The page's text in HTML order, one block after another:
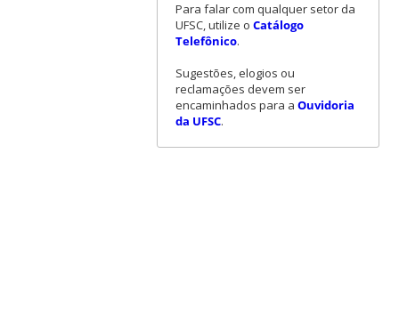
Para falar com qualquer setor da
UFSC, utilize o Catálogo
Telefônico.
Sugestões, elogios ou
reclamações devem ser
encaminhados para a Ouvidoria
da UFSC.